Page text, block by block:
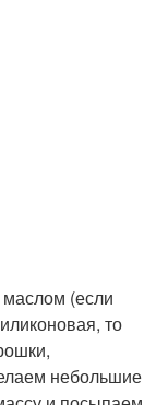
(если
то
небольшие